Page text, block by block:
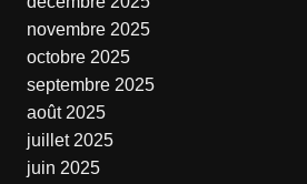
novembre 2025
octobre 2025
septembre 2025
août 2025
juillet 2025
juin 2025